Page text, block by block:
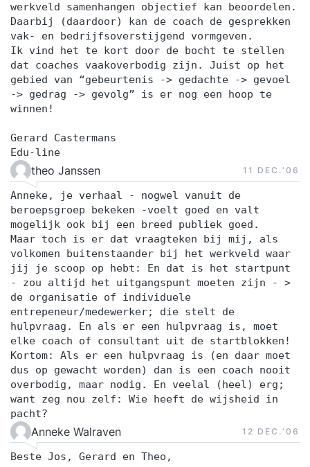
werkveld samenhangen objectief kan beoordelen.
Daarbij (daardoor) kan de coach de gesprekken
vak- en bedrijfsoverstijgend vormgeven.
Ik vind het te kort door de bocht te stellen
dat coaches vaakoverbodig zijn. Juist op het
gebied van “gebeurtenis -> gedachte -> gevoel
-> gedrag -> gevolg” is er nog een hoop te
winnen!
Gerard Castermans
Edu-line
theo Janssen 11 DEC.‘06
Anneke, je verhaal - nogwel vanuit de
beroepsgroep bekeken -voelt goed en valt
mogelijk ook bij een breed publiek goed.
Maar toch is er dat vraagteken bij mij, als
volkomen buitenstaander bij het werkveld waar
jij je scoop op hebt: En dat is het startpunt
- zou altijd het uitgangspunt moeten zijn - >
de organisatie of individuele
entrepeneur/medewerker; die stelt de
hulpvraag. En als er een hulpvraag is, moet
elke coach of consultant uit de startblokken!
Kortom: Als er een hulpvraag is (en daar moet
dus op gewacht worden) dan is een coach nooit
overbodig, maar nodig. En veelal (heel) erg;
want zeg nou zelf: Wie heeft de wijsheid in
pacht?
Anneke Walraven 12 DEC.‘06
Beste Jos, Gerard en Theo,